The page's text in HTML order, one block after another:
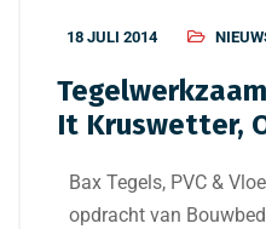
18 JULI 2014
It Kruswetter,
Bax Tegels, PVC &
opdracht van